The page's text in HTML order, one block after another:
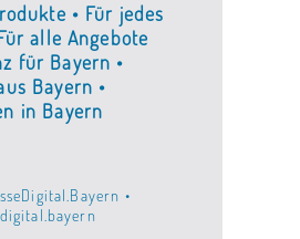
• Für jedes
alle Angebote
für Bayern •
Bayern •
in Bayern
•